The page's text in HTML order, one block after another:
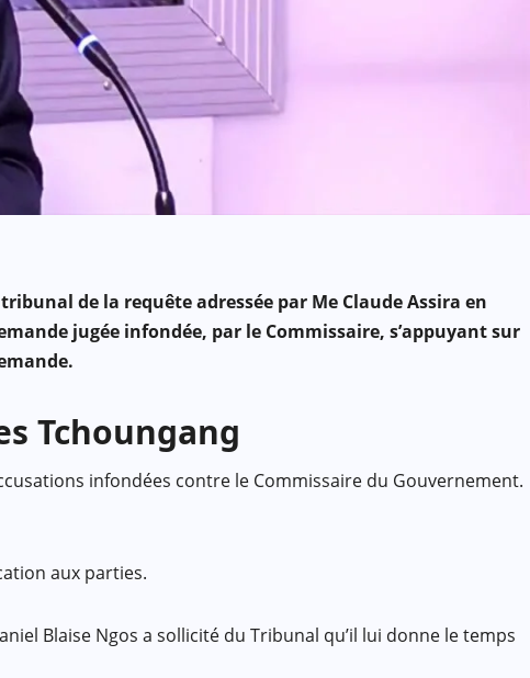
de la requête adressée par Me Claude Assira en
jugée infondée, par le Commissaire, s’appuyant sur
Tchoungang
infondées contre le Commissaire du Gouvernement.
aux parties.
Blaise Ngos a sollicité du Tribunal qu’il lui donne le temps